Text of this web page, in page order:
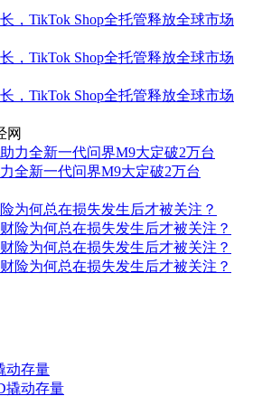
网
全新一代问界M9大定破2万台
为何总在损失发生后才被关注？
动存量